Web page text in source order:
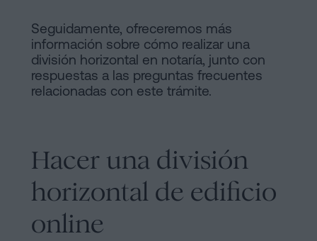
Seguidamente, ofreceremos más
información sobre cómo realizar una
división horizontal en notaría, junto con
respuestas a las preguntas frecuentes
relacionadas con este trámite.
Hacer una división
horizontal de edificio
online